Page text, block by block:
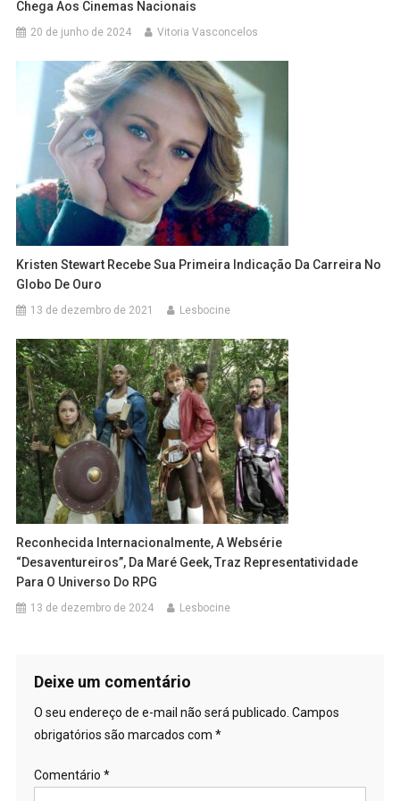
Chega Aos Cinemas Nacionais
20 de junho de 2024 Vitoria Vasconcelos
Kristen Stewart Recebe Sua Primeira Indicação Da Carreira No
Globo De Ouro
13 de dezembro de 2021 Lesbocine
Reconhecida Internacionalmente, A Websérie
“Desaventureiros”, Da Maré Geek, Traz Representatividade
Para O Universo Do RPG
13 de dezembro de 2024 Lesbocine
Deixe um comentário
O seu endereço de e-mail não será publicado. Campos
obrigatórios são marcados com *
Comentário *